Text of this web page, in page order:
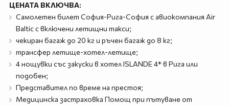
ЦЕНАТА ВКЛЮЧВА:
Самолетен билет София-Рига-София с авиокомпания Air
Baltic с включени летищни такси;
чекиран багаж до 20 кг и ръчен багаж до 8 кг;
трансфер летище-хотел-летище;
4 нощувки със закуски в хотел ISLANDE 4* в Рига или
подобен;
Представител по време на престоя;
Медицинска застраховка Помощ при пътуване от